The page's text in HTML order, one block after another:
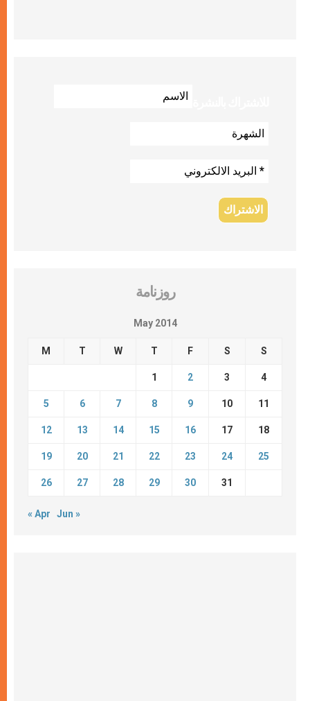
روزنامة
May 2014
M T W T F S S
1 2 3 4
5 6 7 8 9 10 11
12 13 14 15 16 17 18
19 20 21 22 23 24 25
26 27 28 29 30 31
« Apr Jun »